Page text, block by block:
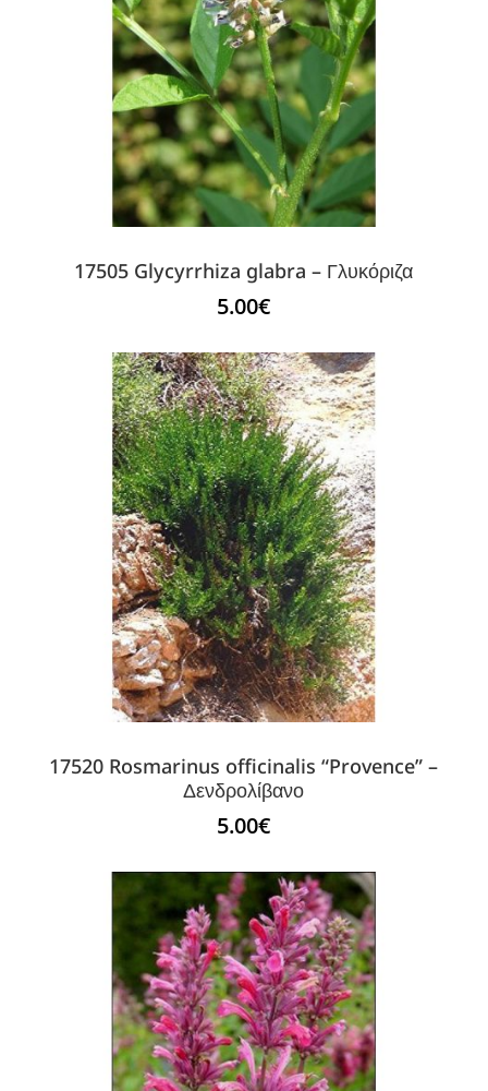
17505 Glycyrrhiza glabra – Γλυκόριζα
5.00€
17520 Rosmarinus officinalis “Provence” –
Δενδρολίβανο
5.00€